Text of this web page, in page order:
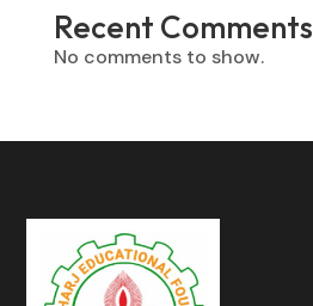
Recent Comments
No comments to show.